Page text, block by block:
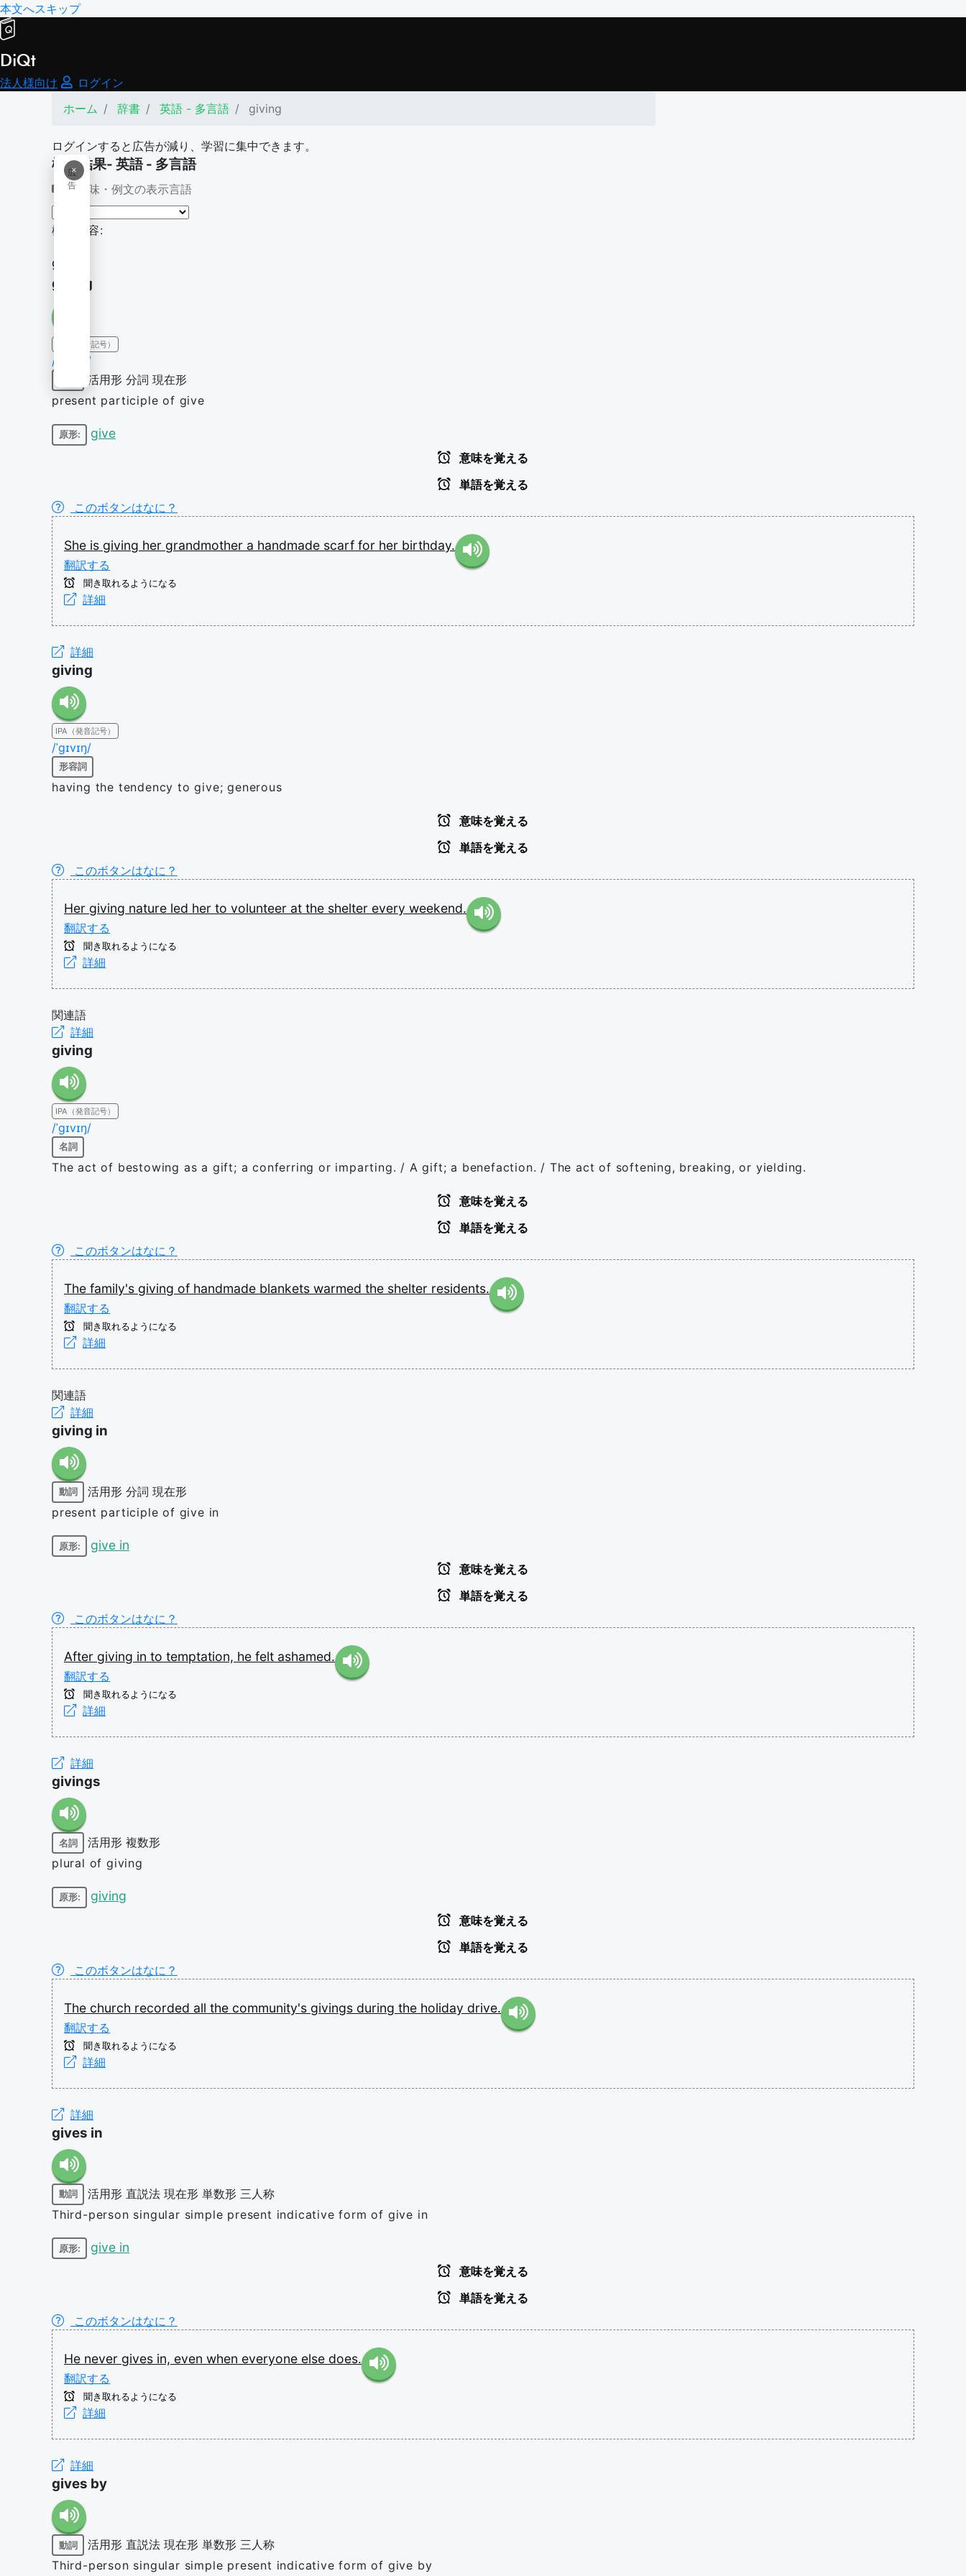
本文へスキップ
DiQt
法人様向け
ログイン
ホーム
辞書 英語 - 多言語 giving
ログインすると広告が減り、学習に集中できます。
×
広
告
検索結果- 英語 - 多言語
意味・例文の表示言語
検索内容:
giving
giving
IPA（発音記号）
/ˈɡɪvɪŋ/
活用形 分詞 現在形
present participle of give
原形: give
意味を覚える
単語を覚える
このボタンはなに？
She is giving her grandmother a handmade scarf for her birthday.
翻訳する
聞き取れるようになる
詳細
詳細
giving
IPA（発音記号）
/ˈɡɪvɪŋ/
形容詞
having the tendency to give; generous
意味を覚える
単語を覚える
このボタンはなに？
Her giving nature led her to volunteer at the shelter every weekend.
翻訳する
聞き取れるようになる
詳細
関連語
詳細
giving
IPA（発音記号）
/ˈɡɪvɪŋ/
名詞
The act of bestowing as a gift; a conferring or imparting. / A gift; a benefaction. / The act of softening, breaking, or yielding.
意味を覚える
単語を覚える
このボタンはなに？
The family's giving of handmade blankets warmed the shelter residents.
翻訳する
聞き取れるようになる
詳細
関連語
詳細
giving in
動詞 活用形 分詞 現在形
present participle of give in
原形: give in
意味を覚える
単語を覚える
このボタンはなに？
After giving in to temptation, he felt ashamed.
翻訳する
聞き取れるようになる
詳細
詳細
givings
名詞 活用形 複数形
plural of giving
原形: giving
意味を覚える
単語を覚える
このボタンはなに？
The church recorded all the community's givings during the holiday drive.
翻訳する
聞き取れるようになる
詳細
詳細
gives in
動詞 活用形 直説法 現在形 単数形 三人称
Third-person singular simple present indicative form of give in
原形: give in
意味を覚える
単語を覚える
このボタンはなに？
He never gives in, even when everyone else does.
翻訳する
聞き取れるようになる
詳細
詳細
gives by
動詞 活用形 直説法 現在形 単数形 三人称
Third-person singular simple present indicative form of give by